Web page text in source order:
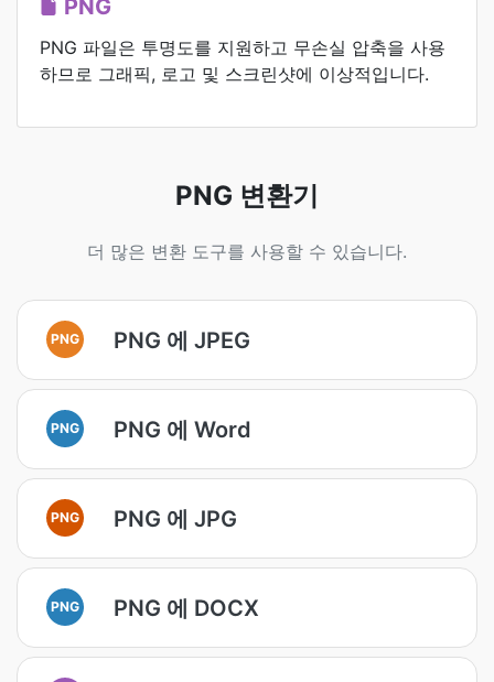
PNG
PNG 파일은 투명도를 지원하고 무손실 압축을 사용
하므로 그래픽, 로고 및 스크린샷에 이상적입니다.
PNG 변환기
더 많은 변환 도구를 사용할 수 있습니다.
PNG PNG 에 JPEG
PNG PNG 에 Word
PNG PNG 에 JPG
PNG PNG 에 DOCX